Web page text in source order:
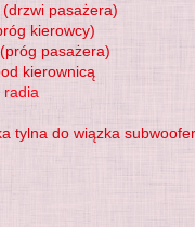
pasażera)
kierowcy)
pasażera)
kierownicą
radia
tylna do wiązka